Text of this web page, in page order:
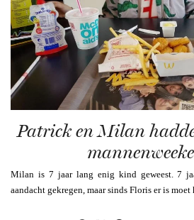
Patrick en Milan
Milan is 7 jaar lang enig kind geweest. 7
aandacht gekregen, maar sinds Floris er is